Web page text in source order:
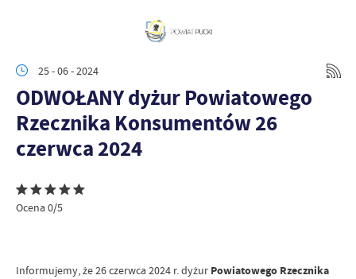
25 - 06 - 2024
ODWOŁANY dyżur Powiatowego
Rzecznika Konsumentów 26
czerwca 2024
Ocena 0/5
Informujemy, że 26 czerwca 2024 r. dyżur Powiatowego Rzecznika